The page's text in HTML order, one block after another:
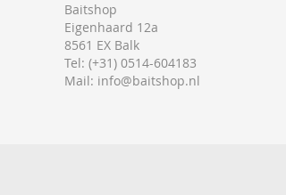
Baitshop
Eigenhaard 12a
8561 EX Balk
Tel: (+31) 0514-604183
Mail: info@baitshop.nl